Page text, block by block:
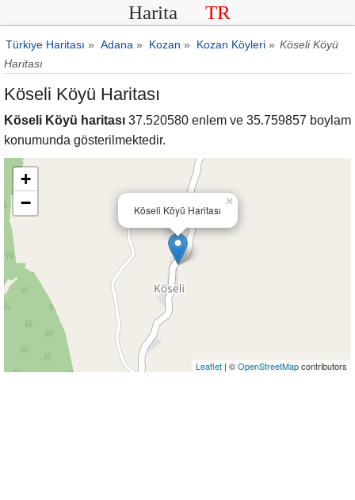
Harita TR
Türkiye Haritası » Adana » Kozan » Kozan Köyleri » Köseli Köyü
Haritası
Köseli Köyü Haritası
Köseli Köyü haritası 37.520580 enlem ve 35.759857 boylam
konumunda gösterilmektedir.
Köseli Köyü Haritası
×
+
−
Leaflet | ©OpenStreetMapcontributors